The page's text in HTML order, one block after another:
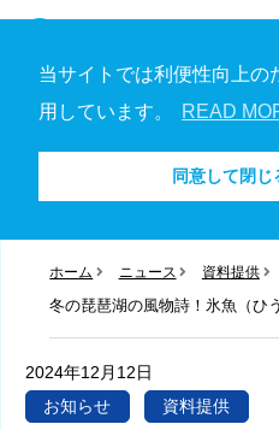
当サイトでは利便性向上の
用しています。
READ
同意して閉じ
ニュ
ニュー
ホーム ニュース 資料提供
冬の琵琶湖の風物詩！氷魚（ひ
2024年12月12日
お知らせ
資料提供